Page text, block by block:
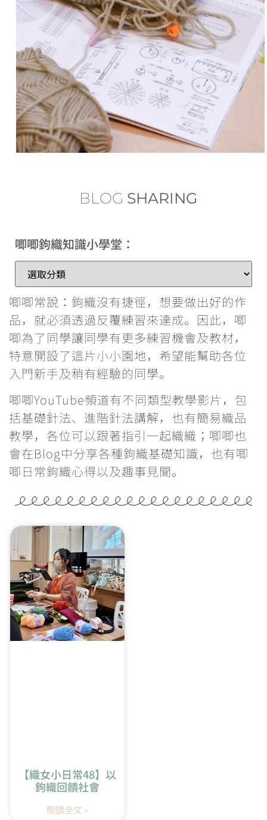
中長針的加針及減針 increase and decrease of half double crochet
內鉤短針及外鉤短針的鉤織做法教學 How to make fbsc and bpsc for crochet
內鉤長針及外鉤長針的鉤織做法教學 How to make fbdc and bpdc for crochet
短針及長針的延長針法鉤織做法教學 How to make extended single crochet and extended double crochet
繞線後到底要拉多高？
鉤針要怎麼選？不同材質有甚麼分別？
每次繞線過圈時都卡關，怎麼辦？
鉤織玩偶一定要學會隱形減針的做法
為甚麼鉤織會引致手痛？手痛該怎麼辦？
雙色鎖針的做法
重新入針時的方向
橢圓形開針教學
BLOG SHARING
唧唧鉤織知識小學堂：
唧唧常說：鉤織沒有捷徑，想要做出好的作
品，就必須透過反覆練習來達成。因此，唧
唧為了同學讓同學有更多練習機會及教材，
特意開設了這片小小園地，希望能幫助各位
入門新手及稍有經驗的同學。
唧唧YouTube頻道有不同類型教學影片，包
括基礎針法、進階針法講解，也有簡易織品
教學，各位可以跟著指引一起織織；唧唧也
會在Blog中分享各種鉤織基礎知識，也有唧
唧日常鉤織心得以及趣事見聞。
【織女小日常48】以
鉤織回饋社會
閱讀全文 »